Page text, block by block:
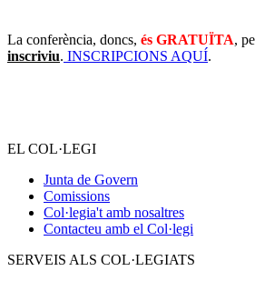
La conferència, doncs, és GRATUÏTA,
inscriviu. INSCRIPCIONS AQUÍ.
EL COL·LEGI
Junta de Govern
Comissions
Col·legia't amb nosaltres
Contacteu amb el Col·legi
SERVEIS ALS COL·LEGIATS